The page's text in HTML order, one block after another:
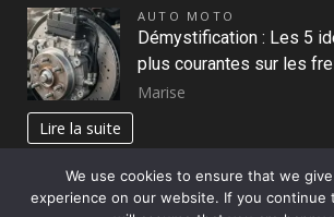
AUTO MOTO
Démystification : Les 5
plus courantes sur les
Marise
Lire la suite
We use cookies to ensure that we
experience on our website. If you continue